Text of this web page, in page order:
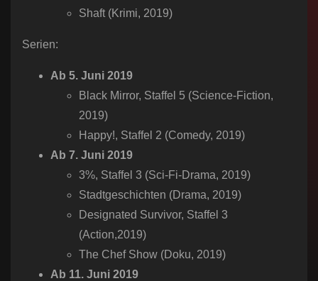
Shaft (Krimi, 2019)
Serien:
Ab 5. Juni 2019
Black Mirror​, Staffel 5 (Science-Fiction,
2019)
Happy!​, Staffel 2 (Comedy, 2019)
Ab 7. Juni 2019
3%​, Staffel 3 (Sci-Fi-Drama, 2019)
Stadtgeschichten​ (Drama, 2019)
Designated Survivor​, Staffel 3
(Action,2019)
The Chef Show​ (Doku, 2019)
Ab 11. Juni 2019